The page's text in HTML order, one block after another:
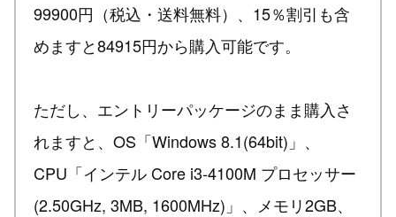
99900円（税込・送料無料）、15％割引も含
めますと84915円から購入可能です。
ただし、エントリーパッケージのまま購入さ
れますと、OS「Windows 8.1(64bit)」、
CPU「インテル Core i3-4100M プロセッサー
(2.50GHz, 3MB, 1600MHz)」、メモリ2GB、